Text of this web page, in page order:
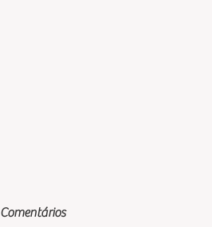
Comentários